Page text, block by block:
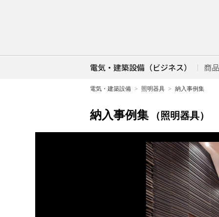
電気・建築設備（ビジネス） 商
電気・建築設備 照明器具 納入事例集
納入事例集 （照明器具）